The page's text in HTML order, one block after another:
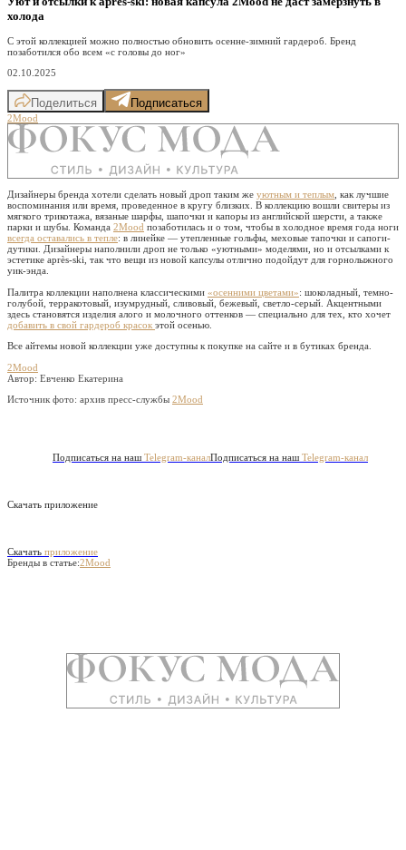
холода
С этой коллекцией можно полностью обновить осенне-зимний гардероб. Бренд
позаботился обо всем «с головы до ног»
02.10.2025
Поделиться Подписаться
2Mood
Дизайнеры бренда хотели сделать новый дроп таким же уютным и теплым , как лучшие
воспоминания или время, проведенное в кругу близких. В коллекцию вошли свитеры из
мягкого трикотажа, вязаные шарфы, шапочки и капоры из английской шерсти, а также
парки и шубы. Команда 2Mood позаботилась и о том, чтобы в холодное время года ноги
всегда оставались в тепле: в линейке — утепленные гольфы, меховые тапочки и сапоги-
дутики. Дизайнеры наполнили дроп не только «уютными» моделями, но и отсылками к
эстетике après-ski, так что вещи из новой капсулы отлично подойдут для горнолыжного
уик-энда.
Палитра коллекции наполнена классическими «осенними цветами»: шоколадный, темно-
голубой, терракотовый, изумрудный, сливовый, бежевый, светло-серый. Акцентными
здесь становятся изделия алого и молочного оттенков — специально для тех, кто хочет
добавить в свой гардероб красок этой осенью.
Все айтемы новой коллекции уже доступны к покупке на сайте и в бутиках бренда.
2Mood
Автор: Евченко Екатерина
Источник фото: архив пресс-службы 2Mood
Подписаться на наш Telegram-каналПодписаться на наш Telegram-канал
Скачать приложение
Скачать приложение
Бренды в статье:2Mood